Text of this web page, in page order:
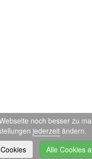
noch besser zu
jederzeit ändern.
Alle Cookies